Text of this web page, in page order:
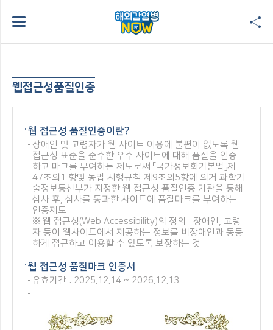
웹접근성품질인증
웹 접근성 품질인증이란?
장애인 및 고령자가 웹 사이트 이용에 불편이 없도록 웹
접근성 표준을 준수한 우수 사이트에 대해 품질을 인증
하고 마크를 부여하는 제도로써 「국가정보화기본법」제
47조의1 항및 동법 시행규칙 제9조의5항에 의거 과학기
술정보통신부가 지정한 웹 접근성 품질인증 기관을 통해
심사 후, 심사를 통과한 사이트에 품질마크를 부여하는
인증제도
※ 웹 접근성(Web Accessibility)의 정의 : 장애인, 고령
자 등이 웹사이트에서 제공하는 정보를 비장애인과 동등
하게 접근하고 이용할 수 있도록 보장하는 것
웹 접근성 품질마크 인증서
유효기간 : 2025.12.14 ~ 2026.12.13